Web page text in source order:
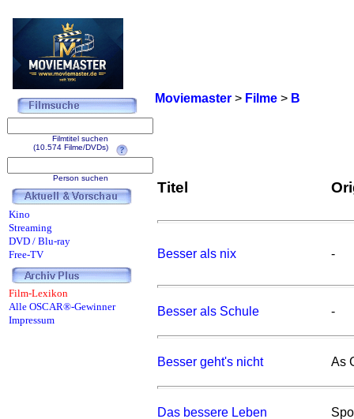
Moviemaster > Filme > B
Titel
Besser als nix -
Besser als Schule -
Besser geht's nicht As
Das bessere Leben
Filmtitel suchen
(10.574 Filme/DVDs)
Person suchen
Kino
Streaming
DVD / Blu-ray
Free-TV
Film-Lexikon
Alle OSCAR®-Gewinner
Impressum